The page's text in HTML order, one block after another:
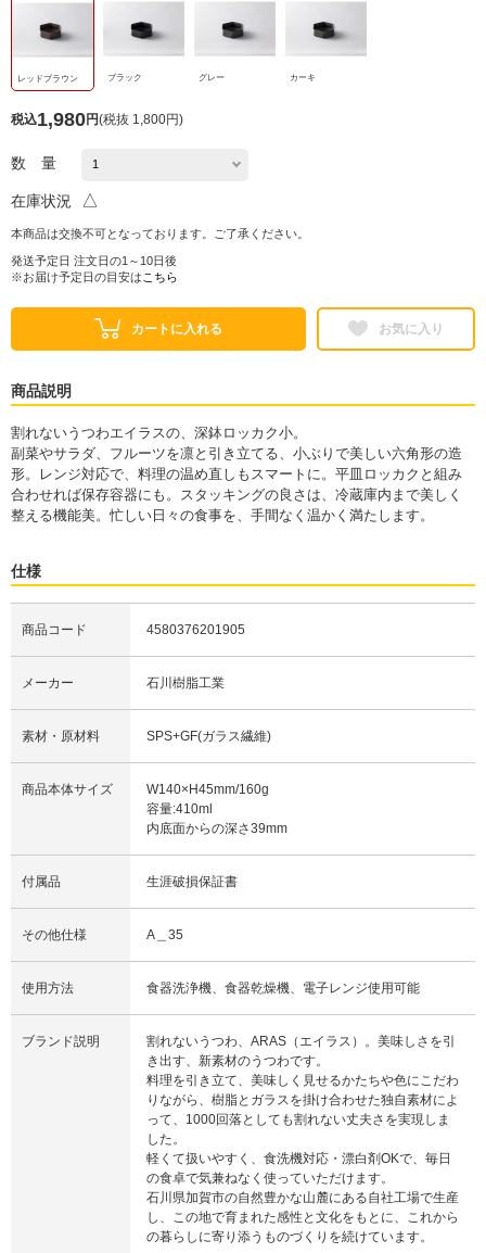
レッドブラウン ブラック グレー カーキ
税込1,980円(税抜 1,800円)
数 量
在庫状況 △
本商品は交換不可となっております。ご了承ください。
発送予定日 注文日の1～10日後
※お届け予定日の目安は こちら
カートに入れる お気に入り
商品説明
割れないうつわエイラスの、深鉢ロッカク小。
副菜やサラダ、フルーツを凛と引き立てる、小ぶりで美しい六角形の造
形。レンジ対応で、料理の温め直しもスマートに。平皿ロッカクと組み
合わせれば保存容器にも。スタッキングの良さは、冷蔵庫内まで美しく
整える機能美。忙しい日々の食事を、手間なく温かく満たします。
仕様
商品コード 4580376201905
メーカー 石川樹脂工業
素材・原材料 SPS+GF(ガラス繊維)
商品本体サイズ
W140×H45mm/160g
容量:410ml
内底面からの深さ39mm
付属品 生涯破損保証書
その他仕様 A＿35
使用方法 食器洗浄機、食器乾燥機、電子レンジ使用可能
ブランド説明
割れないうつわ、ARAS（エイラス）。美味しさを引
き出す、新素材のうつわです。
料理を引き立て、美味しく見せるかたちや色にこだわ
りながら、樹脂とガラスを掛け合わせた独自素材によ
って、1000回落としても割れない丈夫さを実現しま
した。
軽くて扱いやすく、食洗機対応・漂白剤OKで、毎日
の食卓で気兼ねなく使っていただけます。
石川県加賀市の自然豊かな山麓にある自社工場で生産
し、この地で育まれた感性と文化をもとに、これから
の暮らしに寄り添うものづくりを続けています。